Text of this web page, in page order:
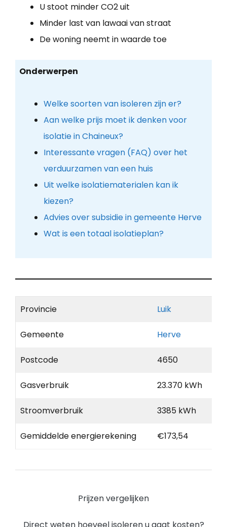
U stoot minder CO2 uit
Minder last van lawaai van straat
De woning neemt in waarde toe
Onderwerpen
Welke soorten van isoleren zijn er?
Aan welke prijs moet ik denken voor
isolatie in Chaineux?
Interessante vragen (FAQ) over het
verduurzamen van een huis
Uit welke isolatiematerialen kan ik
kiezen?
Advies over subsidie in gemeente Herve
Wat is een totaal isolatieplan?
Provincie Luik
Gemeente Herve
Postcode 4650
Gasverbruik 23.370 kWh
Stroomverbruik 3385 kWh
Gemiddelde energierekening €173,54
Prijzen vergelijken